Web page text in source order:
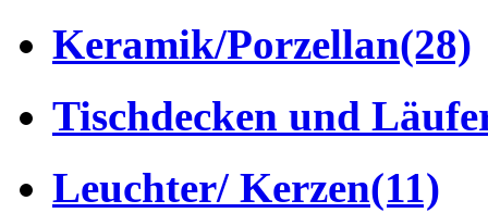
Keramik/Porzellan(28)
Tischdecken und
Leuchter/ Kerzen(11)